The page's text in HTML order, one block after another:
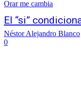
Orar me cambia
El “si”
Néstor Alejandro Blanco
0